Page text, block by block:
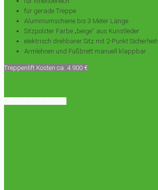
für gerade Treppe
Aluminiumschiene bis 3 Meter Länge
Sitzpolster Farbe „beige“ aus Kunstleder
elektrisch drehbarer Sitz mit 2-Punkt
Armlehnen und Fußbrett manuell klappbar
Treppenlift Kosten ca. 4.900 €